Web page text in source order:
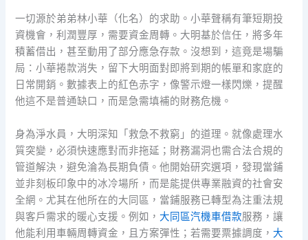
一切源於弟弟林小華（化名）的求助。小華聲稱有筆短期投
資機會，利潤豐厚，需要資金周轉。大明基於信任，將多年
積蓄借出，甚至動用了部分應急存款。沒想到，這竟是場騙
局：小華捲款消失，留下大明面對即將到期的帳單和家庭的
日常開銷。數據表上的紅色赤字，像警示燈一樣閃爍，提醒
他這不是普通缺口，而是急需填補的財務危機。
身為淨水員，大明深知「救急不救窮」的道理。就像處理水
質突變，必須快速應對而非拖延；財務漏洞也需合法合規的
管道解決，避免淪為長期負債。他開始研究選項，發現當鋪
並非刻板印象中的冰冷場所，而是能提供專業融資的社會安
全網。尤其在他所在的大同區，當鋪服務已轉型為注重法規
與客戶需求的暖心支援。例如，大同區汽機車借款服務，讓
他能利用車輛周轉資金，且方案彈性；若需要票據調度，大